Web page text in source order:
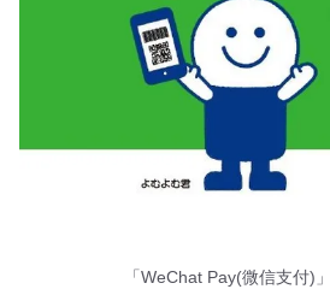
「WeChat Pay(微信支付)